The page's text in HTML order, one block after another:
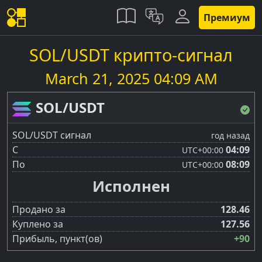
Премиум
SOL/USDT крипто-сигнал
March 21, 2025 04:09 AM
SOL/USDT
SOL/USDT сигнал год назад
С UTC+00:00 04:09
По
UTC+00:00 08:09
Исполнен
Продано за
128.46
Куплено за
127.56
Прибыль, пункт(ов)
+90